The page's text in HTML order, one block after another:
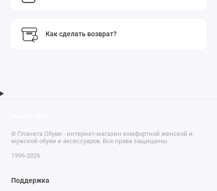
Как сделать возврат?
© Планета Обуви - интернет-магазин комфортной женской и
мужской обуви и аксессуаров. Все права защищены.
1996-2026
Поддержка